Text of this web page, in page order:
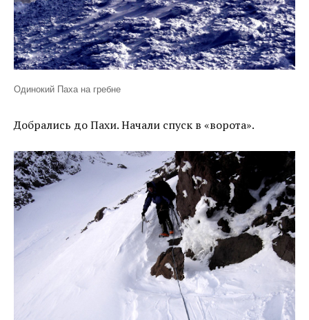
Одинокий Паха на гребне
Добрались до Пахи. Начали спуск в «ворота».